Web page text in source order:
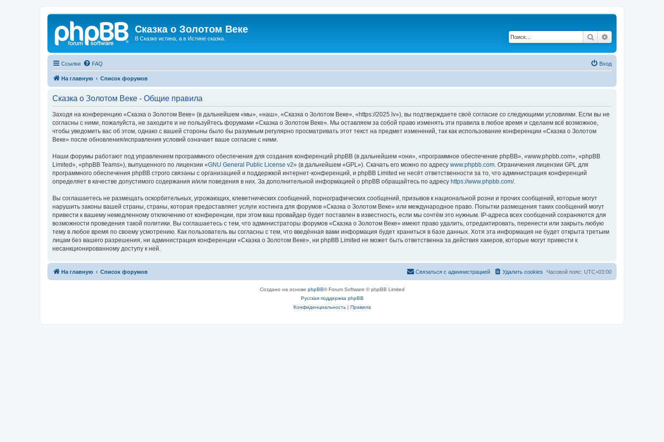
Сказка о Золотом Веке
В Сказке истина, а в Истине сказка. Поиск
Ссылки FAQ Вход
На главную Список форумов
Сказка о Золотом Веке - Общие правила
Заходя на конференцию «Сказка о Золотом Веке» (в дальнейшем «мы», «наш», «Сказка о Золотом Веке», «https://2025.lv»), вы подтверждаете своё согласие со следующими условиями. Если вы не
согласны с ними, пожалуйста, не заходите и не пользуйтесь форумами «Сказка о Золотом Веке». Мы оставляем за собой право изменять эти правила в любое время и сделаем всё возможное,
чтобы уведомить вас об этом, однако с вашей стороны было бы разумным регулярно просматривать этот текст на предмет изменений, так как использование конференции «Сказка о Золотом
Веке» после обновления/исправления условий означает ваше согласие с ними.
Наши форумы работают под управлением программного обеспечения для создания конференций phpBB (в дальнейшем «они», «программное обеспечение phpBB», «www.phpbb.com», «phpBB
Limited», «phpBB Teams»), выпущенного по лицензии «GNU General Public License v2» (в дальнейшем «GPL»). Скачать его можно по адресу www.phpbb.com . Ограничения лицензии GPL для
программного обеспечения phpBB строго связаны с организацией и поддержкой интернет-конференций, и phpBB Limited не несёт ответственности за то, что администрация конференций
определяет в качестве допустимого содержания и/или поведения в них. За дополнительной информацией о phpBB обращайтесь по адресу https://www.phpbb.com/.
Вы соглашаетесь не размещать оскорбительных, угрожающих, клеветнических сообщений, порнографических сообщений, призывов к национальной розни и прочих сообщений, которые могут
нарушить законы вашей страны, страны, которая предоставляет услуги хостинга для форумов «Сказка о Золотом Веке» или международное право. Попытки размещения таких сообщений могут
привести к вашему немедленному отключению от конференции, при этом ваш провайдер будет поставлен в известность, если мы сочтём это нужным. IP-адреса всех сообщений сохраняются для
возможности проведения такой политики. Вы соглашаетесь с тем, что администраторы форумов «Сказка о Золотом Веке» имеют право удалить, отредактировать, перенести или закрыть любую
тему в любое время по своему усмотрению. Как пользователь вы согласны с тем, что введённая вами информация будет храниться в базе данных. Хотя эта информация не будет открыта третьим
лицам без вашего разрешения, ни администрация конференции «Сказка о Золотом Веке», ни phpBB Limited не может быть ответственна за действия хакеров, которые могут привести к
несанкционированному доступу к ней.
На главную Список форумов Часовой пояс: UTC+03:00
Удалить cookies
Связаться с администрацией
Создано на основе phpBB® Forum Software © phpBB Limited
Русская поддержка phpBB
Конфиденциальность| Правила